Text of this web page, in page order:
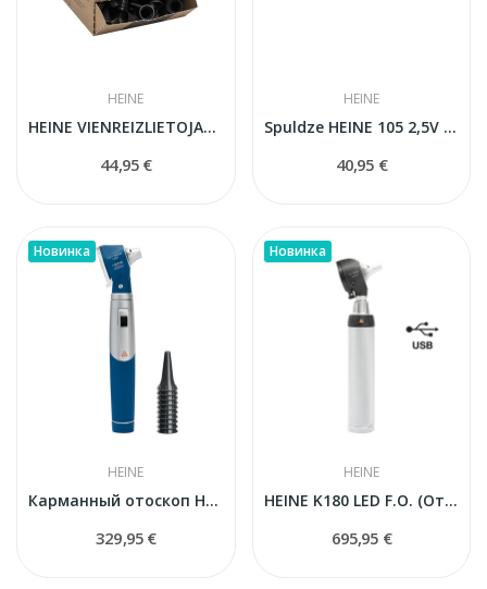
HEINE
HEINE VIENREIZLIETOJAMIE MINI AUSU SPEKULAS
44,95 €
HEINE
Spuldze HEINE 105 2,5V Mini 3000 F.O. otoskopam
40,95 €
Новинка
HEINE
Карманный отоскоп HEINE Mini 3000 F.O., синий...
329,95 €
Новинка
HEINE
HEINE K180 LED F.O. (Отоскоп) — Премиальный...
695,95 €